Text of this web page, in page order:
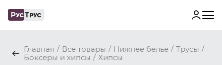
Главная / Все товары / Нижнее белье / Трусы /
Боксеры и хипсы / Хипсы